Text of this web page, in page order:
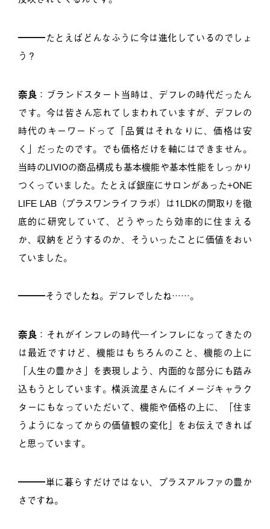
━━━たとえばどんなふうに今は進化しているのでしょ
う？
奈良 ：ブランドスタート当時は、デフレの時代だったん
です。今は皆さん忘れてしまわれていますが、デフレの
時代のキーワードって「品質はそれなりに、価格は安
く」だったのです。でも価格だけを軸にはできません。
当時のLIVIOの商品構成も基本機能や基本性能をしっかり
つくっていました。たとえば銀座にサロンがあった+ONE
LIFE LAB（プラスワンライフラボ）は1LDKの間取りを徹
底的に研究していて、どうやったら効率的に住まえる
か、収納をどうするのか、そういったことに価値をおい
ていました。
━━━そうでしたね。デフレでしたね……。
奈良 ：それがインフレの時代―インフレになってきたの
は最近ですけど、機能はもちろんのこと、機能の上に
「人生の豊かさ」を表現しよう、内面的な部分にも踏み
込もうとしています。横浜流星さんにイメージキャラク
ターにもなっていただいて、機能や価格の上に、「住ま
うようになってからの価値観の変化」をお伝えできれば
と思っています。
━━━単に暮らすだけではない、プラスアルファの豊か
さですね。